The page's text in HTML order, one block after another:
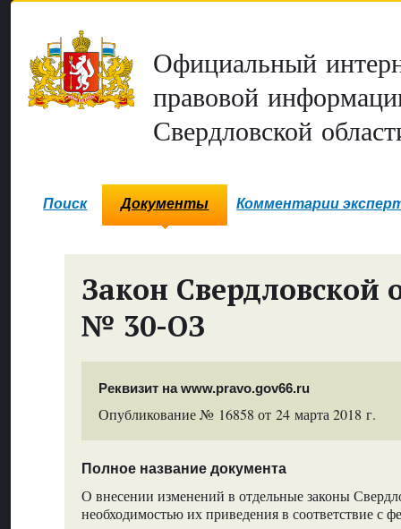
Официальный
правовой
Свердловской
Поиск Документы Комментарии
Закон Свердловской
№ 30-ОЗ
Реквизит на www.pravo.gov66.ru
Опубликование № 16858 от 24 марта 2018 г.
Полное название документа
О внесении изменений в отдельные законы
необходимостью их приведения в соответствие с